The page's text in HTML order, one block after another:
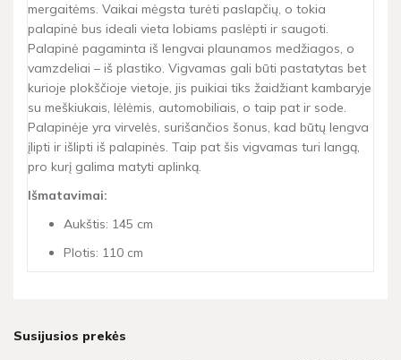
mergaitėms. Vaikai mėgsta turėti paslapčių, o tokia
palapinė bus ideali vieta lobiams paslėpti ir saugoti.
Palapinė pagaminta iš lengvai plaunamos medžiagos, o
vamzdeliai – iš plastiko. Vigvamas gali būti pastatytas bet
kurioje plokščioje vietoje, jis puikiai tiks žaidžiant kambaryje
su meškiukais, lėlėmis, automobiliais, o taip pat ir sode.
Palapinėje yra virvelės, surišančios šonus, kad būtų lengva
įlipti ir išlipti iš palapinės. Taip pat šis vigvamas turi langą,
pro kurį galima matyti aplinką.
Išmatavimai:
Aukštis: 145 cm
Plotis: 110 cm
Susijusios prekės